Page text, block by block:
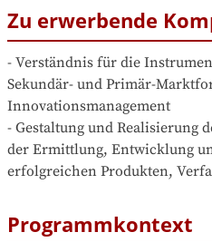
Zu erwerbende
- Verständnis für die
Sekundär- und Primär-
Innovationsmanagement
- Gestaltung und Realisierung
der Ermittlung, Entwicklung
erfolgreichen Produkten,
Programmkontext